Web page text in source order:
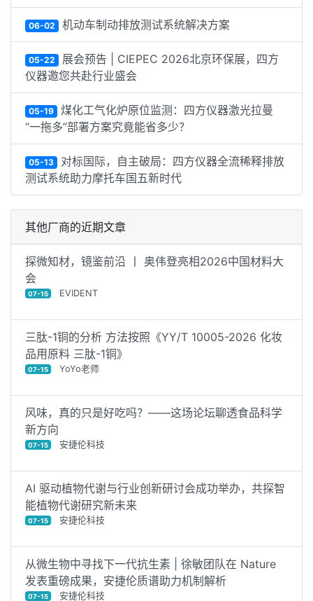
06-02 机动车制动排放测试系统解决方案
05-22 展会预告 | CIEPEC 2026北京环保展，四方
仪器邀您共赴行业盛会
05-19 煤化工气化炉原位监测：四方仪器激光拉曼
“一拖多”部署方案究竟能省多少？
05-13 对标国际，自主破局：四方仪器全流稀释排放
测试系统助力摩托车国五新时代
其他厂商的近期文章
探微知材，镜鉴前沿 丨 奥伟登亮相2026中国材料大
会
07-15 EVIDENT
三肽-1铜的分析 方法按照《YY/T 10005-2026 化妆
品用原料 三肽-1铜》
07-15 YoYo老师
风味，真的只是好吃吗？——这场论坛聊透食品科学
新方向
07-15 安捷伦科技
AI 驱动植物代谢与行业创新研讨会成功举办，共探智
能植物代谢研究新未来
07-15 安捷伦科技
从微生物中寻找下一代抗生素 | 徐敏团队在 Nature
发表重磅成果，安捷伦质谱助力机制解析
07-15 安捷伦科技